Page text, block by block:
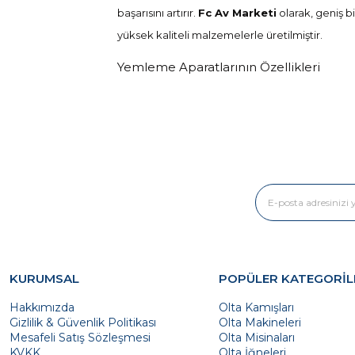
başarısını artırır. Fc Av Marketi olarak, geniş
yüksek kaliteli malzemelerle üretilmiştir.
Yemleme Aparatlarının Özellikleri
Ürünlerimiz,
Basit tasarımları
Hafif yapıları, bu
Zaman tasarrufu:Yemlerin daha
Yem israfını önleme:Yemleme
KURUMSAL
Hakkımızda
Gizlilik & Güvenlik Politikası
Mesafeli Satış Sözleşmesi
POPÜLER
Olta Kamışları
Olta Makineleri
Olta Misinaları